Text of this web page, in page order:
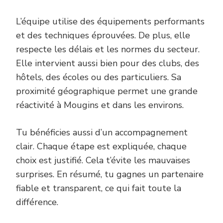
L’équipe utilise des équipements performants
et des techniques éprouvées. De plus, elle
respecte les délais et les normes du secteur.
Elle intervient aussi bien pour des clubs, des
hôtels, des écoles ou des particuliers. Sa
proximité géographique permet une grande
réactivité à Mougins et dans les environs.
Tu bénéficies aussi d’un accompagnement
clair. Chaque étape est expliquée, chaque
choix est justifié. Cela t’évite les mauvaises
surprises. En résumé, tu gagnes un partenaire
fiable et transparent, ce qui fait toute la
différence.